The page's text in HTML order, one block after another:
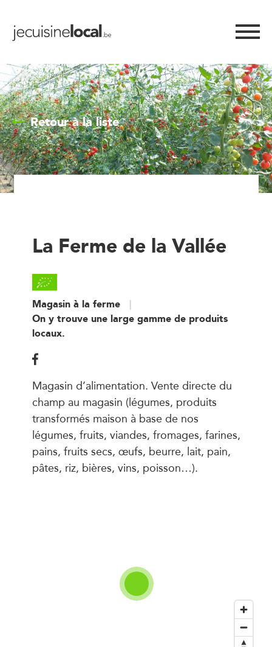
Retour à la liste
La Ferme de la Vallée
Magasin à la ferme
On y trouve une large gamme de produits
locaux.
Magasin d’alimentation. Vente directe du
champ au magasin (légumes, produits
transformés maison à base de nos
légumes, fruits, viandes, fromages, farines,
pains, fruits secs, œufs, beurre, lait, pain,
pâtes, riz, bières, vins, poisson…).